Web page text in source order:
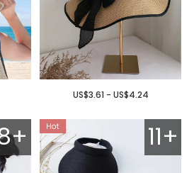
US$3.61 - US$4.24
11+